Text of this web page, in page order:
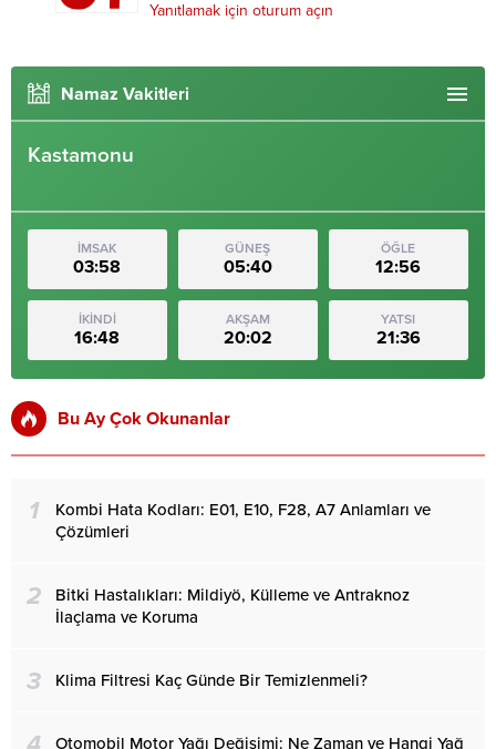
Yanıtlamak için oturum açın
Namaz Vakitleri
Kastamonu
İMSAK
03:58
GÜNEŞ
05:40
ÖĞLE
12:56
İKİNDİ
16:48
AKŞAM
20:02
YATSI
21:36
Bu Ay Çok Okunanlar
1
Kombi Hata Kodları: E01, E10, F28, A7 Anlamları ve
Çözümleri
2
Bitki Hastalıkları: Mildiyö, Külleme ve Antraknoz
İlaçlama ve Koruma
3 Klima Filtresi Kaç Günde Bir Temizlenmeli?
Otomobil Motor Yağı Değişimi: Ne Zaman ve Hangi Yağ